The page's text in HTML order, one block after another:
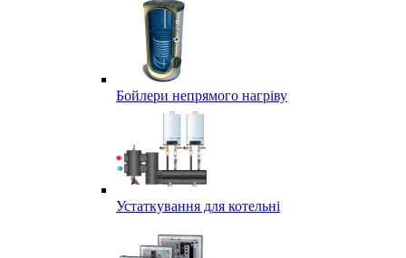
Бойлери непрямого нагріву
Устаткування для котельні